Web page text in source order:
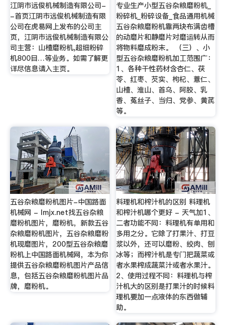
江阴市远俊机械制造有限公司-
-首页江阴市远俊机械制造有限
公司在虎易网上发布的公司主
页，江阴市远俊机械制造有限公
司主营：山楂磨粉机,超细粉碎
机800目…等业务。如需了解更
详尽信息请入主页。
专业生产小型五谷杂粮磨粉机_
粉碎机_粉碎设备_食品通用机械
五谷杂粮磨粉机靠两块布满齿槽
的动磨片和静磨片对磨运转从而
将物料磨成粉末。 （三）、小
型五谷杂粮磨粉机加工范围广：
1、各种干性药材含杏仁、茯
苓、红枣、芡实、枸杞、薏仁、
山楂、淮山、首乌、阿胶、乳
香、菟丝子、当归、党参、黄芪
等。
五谷杂粮磨粉机图片-中国路面
机械网 - lmjx.net找五谷杂粮
磨粉机图片，磨粉机，新款五谷
杂粮磨粉机图片，五谷杂粮磨粉
机现磨图片，200型五谷杂粮磨
粉机上中国路面机械网，本为你
提供五谷杂粮磨粉机图片产品信
息，包括五谷杂粮磨粉机图片品
牌，磨粉机。
料理机和榨汁机的区别 料理机
和榨汁机哪个更好 - 天气加1、
二者功能不同：料理机有单用和
多用之分。它除了打果汁、打豆
浆以外，还可以磨粉、绞肉、刨
冰等；而榨汁机是专门把蔬菜或
者水果榨成蔬菜汁或者水果汁。
2、使用过程不同：料理机与榨
汁机大的区别是打果汁的时候料
理机要加一点液体的东西做辅
助。